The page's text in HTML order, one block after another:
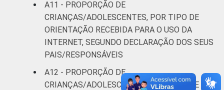
A11 - PROPORÇÃO DE
CRIANÇAS/ADOLESCENTES, POR TIPO DE
ORIENTAÇÃO RECEBIDA PARA O USO DA
INTERNET, SEGUNDO DECLARAÇÃO DOS SEUS
PAIS/RESPONSÁVEIS
A12 - PROPORÇÃO DE
CRIANÇAS/ADOLESCENTES, POR TIPO DE